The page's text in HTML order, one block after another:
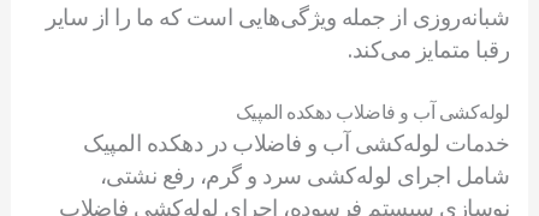
شبانه‌روزی از جمله ویژگی‌هایی است که ما را از سایر
رقبا متمایز می‌کند.
لوله‌کشی آب و فاضلاب دهکده المپیک
خدمات لوله‌کشی آب و فاضلاب در دهکده المپیک
شامل اجرای لوله‌کشی سرد و گرم، رفع نشتی،
نوسازی سیستم فرسوده، اجرای لوله‌کشی فاضلاب